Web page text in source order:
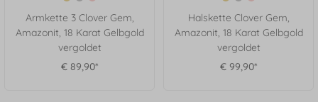
Armkette 3 Clover Gem,
Amazonit, 18 Karat Gelbgold
vergoldet
€ 89,90*
Halskette Clover Gem,
Amazonit, 18 Karat Gelbgold
vergoldet
€ 99,90*